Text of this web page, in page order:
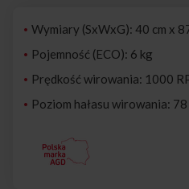
Wymiary (SxWxG): 40 cm x
Pojemność (ECO): 6 kg
Prędkość wirowania: 1000
Poziom hałasu wirowania: 78